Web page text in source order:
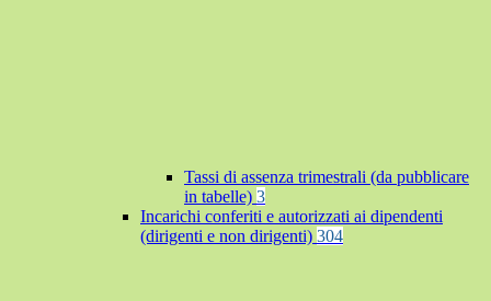
Tassi di assenza trimestrali (da pubblicare
in tabelle) 3
Incarichi conferiti e autorizzati ai dipendenti
(dirigenti e non dirigenti) 304